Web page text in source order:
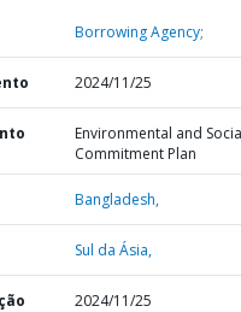
Borrowing Agency;
2024/11/25
Environmental and
Commitment Plan
Bangladesh,
Sul da Ásia,
2024/11/25